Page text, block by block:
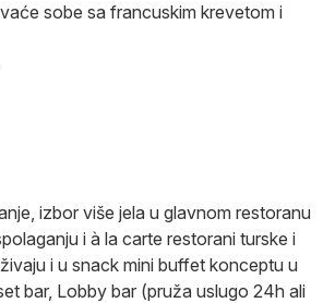
sobe sa francuskim krevetom i
izbor više jela u glavnom restoranu
i à la carte restorani turske i
i u snack mini buffet konceptu u
bar, Lobby bar (pruža uslugo 24h ali